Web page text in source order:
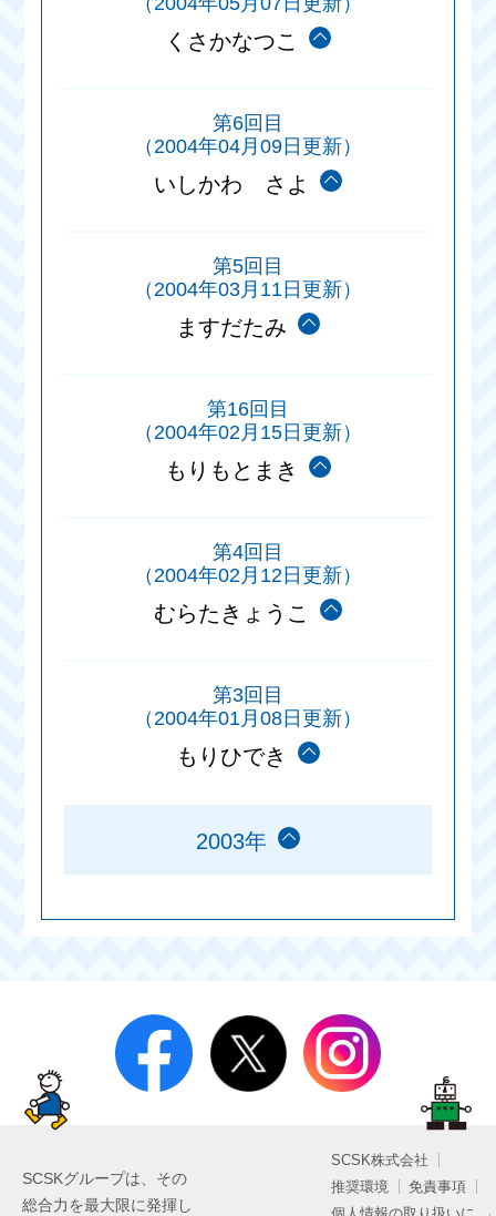
くさかなつこ
第6回目
（2004年04月09日更新）
いしかわ さよ
第5回目
（2004年03月11日更新）
ますだたみ
第16回目
（2004年02月15日更新）
もりもとまき
第4回目
（2004年02月12日更新）
むらたきょうこ
第3回目
（2004年01月08日更新）
もりひでき
2003年
SCSKグループは、その
総合力を最大限に発揮し
SCSK株式会社
推奨環境
免責事項